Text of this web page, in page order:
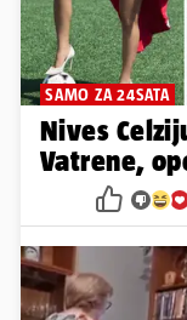
SAMO ZA 24SATA
Nives
Vatrene,